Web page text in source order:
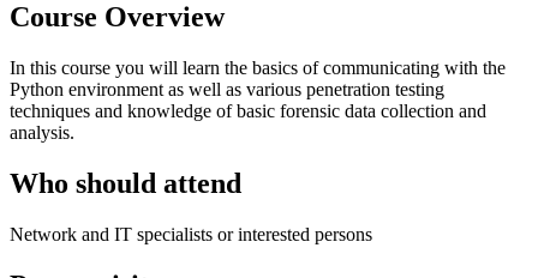
Course Overview
In this course you will learn the basics of communicating with the
Python environment as well as various penetration testing
techniques and knowledge of basic forensic data collection and
analysis.
Who should attend
Network and IT specialists or interested persons